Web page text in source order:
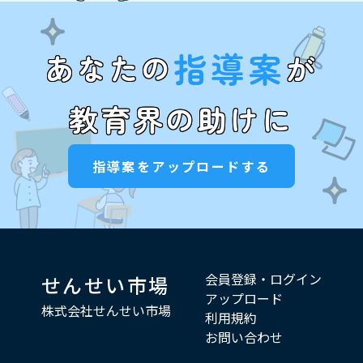
あなたの指導案が
教育界の助けに
指導案をアップロードする
せんせい市場
株式会社せんせい市場
会員登録・ログイン
アップロード
利用規約
お問い合わせ